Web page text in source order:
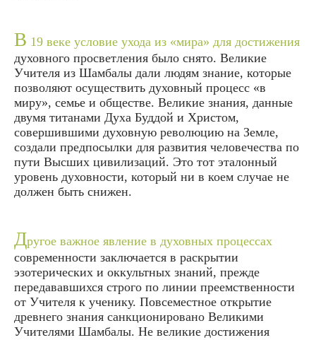
В 19 веке условие ухода из «мира» для достижения
духовного просветления было снято. Великие
Учителя из Шамбалы дали людям знание, которые
позволяют осуществить духовный процесс «в
миру», семье и обществе. Великие знания, данные
двумя титанами Духа Буддой и Христом,
совершившими духовную революцию на Земле,
создали предпосылки для развития человечества по
пути Высших цивилизаций. Это тот эталонный
уровень духовности, который ни в коем случае не
должен быть снижен.
Другое важное явление в духовных процессах
современности заключается в раскрытии
эзотерических и оккультных знаний, прежде
передававшихся строго по линии преемственности
от Учителя к ученику. Повсеместное открытие
древнего знания санкционировано Великими
Учителями Шамбалы. Не великие достижения